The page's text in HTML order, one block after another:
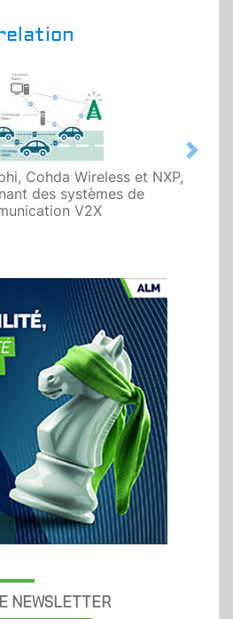
Cohda Wireless et NXP,
des systèmes de
V2X
Next
NEWSLETTER